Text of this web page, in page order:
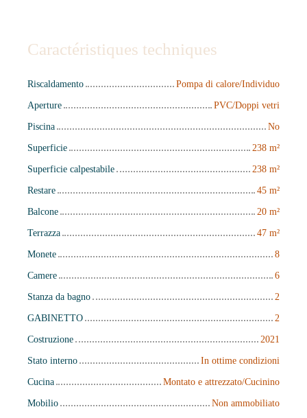
Caractéristiques techniques
Riscaldamento
Pompa di calore/Individuo
Aperture
PVC/Doppi vetri
Piscina
No
Superficie
238 m²
Superficie calpestabile
238 m²
Restare
45 m²
Balcone
20 m²
Terrazza
47 m²
Monete
8
Camere
6
Stanza da bagno
2
GABINETTO
2
Costruzione
2021
Stato interno
In ottime condizioni
Cucina
Montato e attrezzato/Cucinino
Mobilio
Non ammobiliato